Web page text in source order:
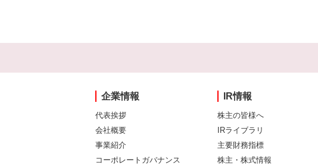
企業情報
代表挨拶
会社概要
事業紹介
コーポレートガバナンス
IR情報
株主の皆様へ
IRライブラリ
主要財務指標
株主・株式情報